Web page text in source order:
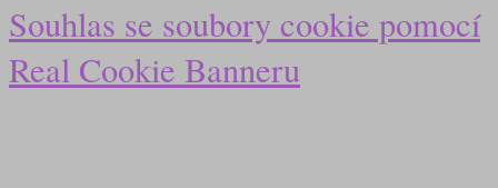
Souhlas se soubory cookie pomocí
Real Cookie Banneru